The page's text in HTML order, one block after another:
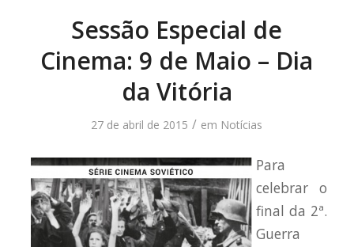
Sessão Especial de
Cinema: 9 de Maio – Dia
da Vitória
27 de abril de 2015 / em Notícias
Para
celebrar o
final da 2ª.
Guerra